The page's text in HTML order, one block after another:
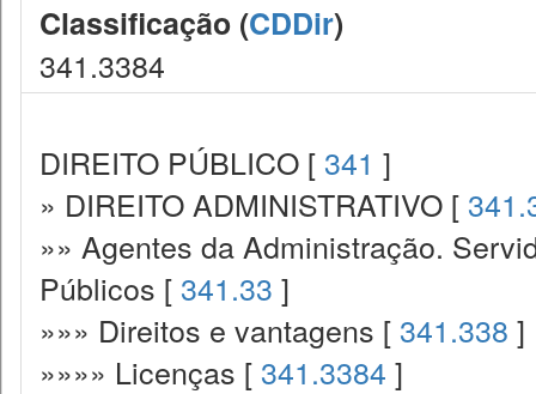
Classificação (CDDir)
341.3384
DIREITO PÚBLICO [ 341 ]
» DIREITO ADMINISTRATIVO [
»» Agentes da Administração.
Públicos [ 341.33 ]
»»» Direitos e vantagens [ 341.338 ]
»»»» Licenças [ 341.3384 ]